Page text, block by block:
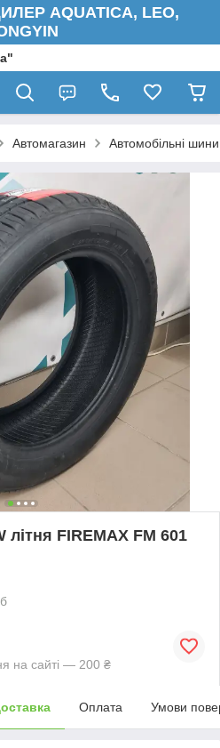
AQUATICA, LEO,
Автомагазин Автомобільні
FIREMAX FM 601
на сайті — 200 ₴
Оплата Умови